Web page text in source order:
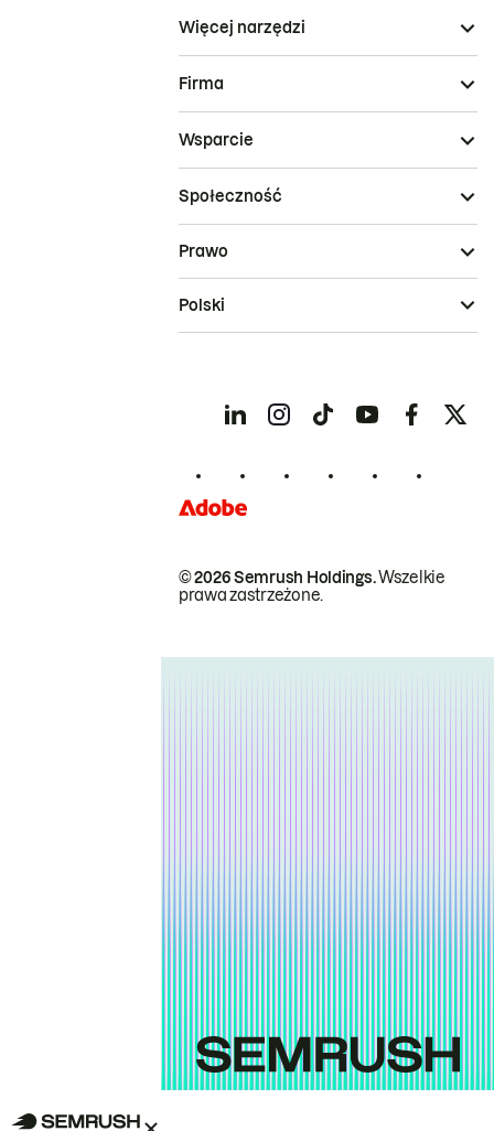
Więcej narzędzi
Firma
Wsparcie
Społeczność
© 2026 Semrush Holdings.Wszelkie
prawa zastrzeżone.
Prawo
Polski